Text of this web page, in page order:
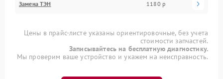
Замена ТЭН 1180 р
Цены в прайс-листе указаны ориентировочные, без учета
стоимости запчастей.
Записывайтесь на бесплатную диагностику.
Мы проверим ваше устройство и укажем на неисправность.